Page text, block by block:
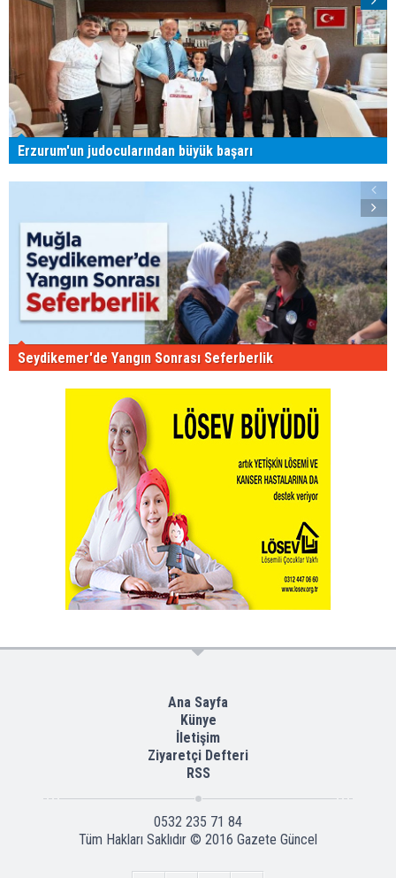
Erzurum'un judocularından büyük başarı
Seydikemer'de Yangın Sonrası Seferberlik
Ana Sayfa
Künye
İletişim
Ziyaretçi Defteri
RSS
0532 235 71 84
Tüm Hakları Saklıdır © 2016 Gazete Güncel